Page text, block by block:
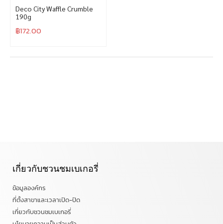
Deco City Waffle Crumble
190g
฿172.00
เกี่ยวกับชวนชมเบเกอรี่
ข้อมูลองค์กร
ที่ตั้งสาขาและเวลาเปิด-ปิด
เกี่ยวกับชวนชมเบเกอรี่